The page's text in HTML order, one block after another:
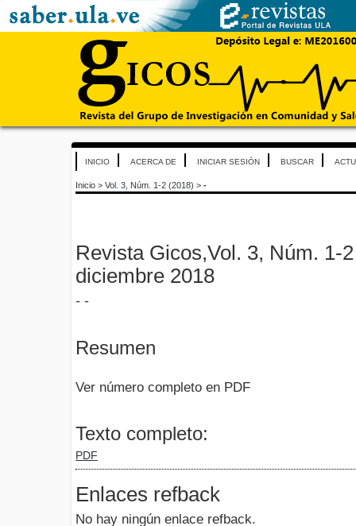
INICIO ACERCA DE INICIAR SESIÓN BUSCAR
Inicio > Vol. 3, Núm. 1-2 (2018) > -
Revista Gicos,Vol. 3, Núm. 1-
diciembre 2018
- -
Resumen
Ver número completo en PDF
Texto completo:
PDF
Enlaces refback
No hay ningún enlace refback.